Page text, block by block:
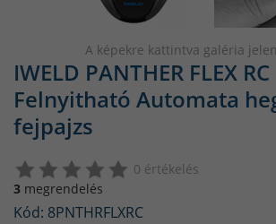
A képekre kattintva galéria
IWELD PANTHER FLEX RC
Felnyitható Automata
fejpajzs
0 értékelés
3 megrendelés
Kód: 8PNTHRFLXRC